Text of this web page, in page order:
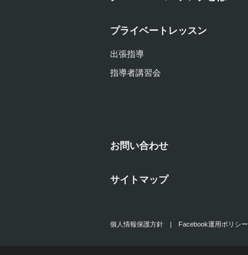
プライベートレッスン
出張指導
指導者講習会
お問い合わせ
サイトマップ
個人情報保護方針 | Facebook運用ポリシー